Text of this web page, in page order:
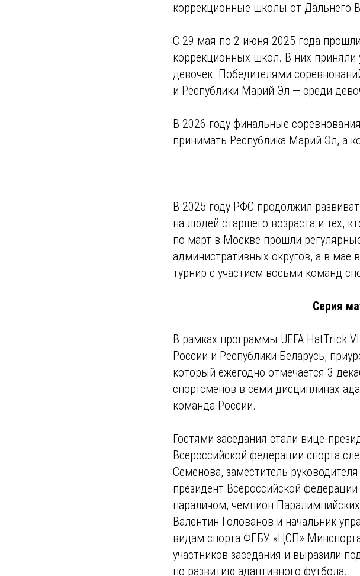
коррекционные школы от Дальнего
С 29 мая по 2 июня 2025 года
коррекционных школ. В них
девочек. Победителями
и Республики Марий Эл — среди
В 2026 году финальные
принимать Республика Марий Эл, а
В 2025 году РФС продолжил
на людей старшего возраста и тех,
по март в Москве прошли
административных округов, а в
турнир с участием восьми команд
Серия
В рамках программы UEFA HatTrick
России и Республики Беларусь,
который ежегодно отмечается 3
спортсменов в семи дисциплинах
команда России.
Гостями заседания стали вице-
Всероссийской федерации спорта
Семёнова, заместитель
президент Всероссийской
параличом, чемпион
Валентин Голованов и начальник
видам спорта ФГБУ «ЦСП»
участников заседания и выразили
по развитию адаптивного футбола.